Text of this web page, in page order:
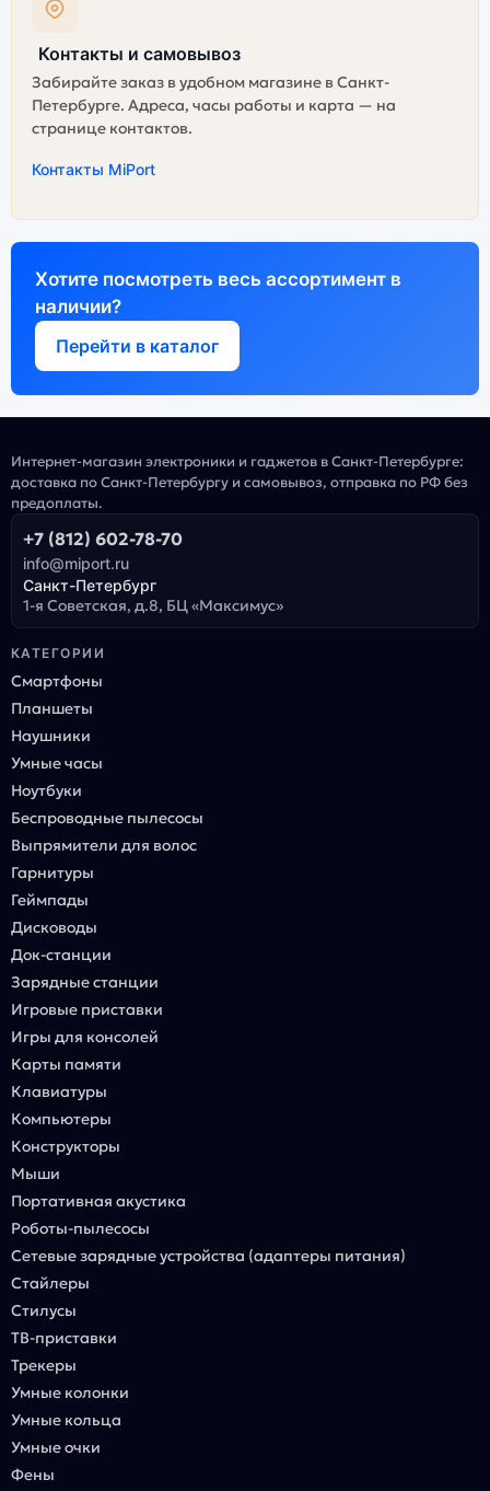
Контакты и самовывоз
Забирайте заказ в удобном магазине в Санкт-
Петербурге. Адреса, часы работы и карта — на
странице контактов.
Контакты MiPort
Хотите посмотреть весь ассортимент в
наличии?
Перейти в каталог
Интернет-магазин электроники и гаджетов в Санкт-Петербурге:
доставка по Санкт-Петербургу и самовывоз, отправка по РФ без
предоплаты.
+7 (812) 602-78-70
info@miport.ru
Санкт-Петербург
1-я Советская, д.8, БЦ «Максимус»
КАТЕГОРИИ
Смартфоны
Планшеты
Наушники
Умные часы
Ноутбуки
Беспроводные пылесосы
Выпрямители для волос
Гарнитуры
Геймпады
Дисководы
Док-станции
Зарядные станции
Игровые приставки
Игры для консолей
Карты памяти
Клавиатуры
Компьютеры
Конструкторы
Мыши
Портативная акустика
Роботы-пылесосы
Сетевые зарядные устройства (адаптеры питания)
Стайлеры
Стилусы
ТВ-приставки
Трекеры
Умные колонки
Умные кольца
Умные очки
Фены